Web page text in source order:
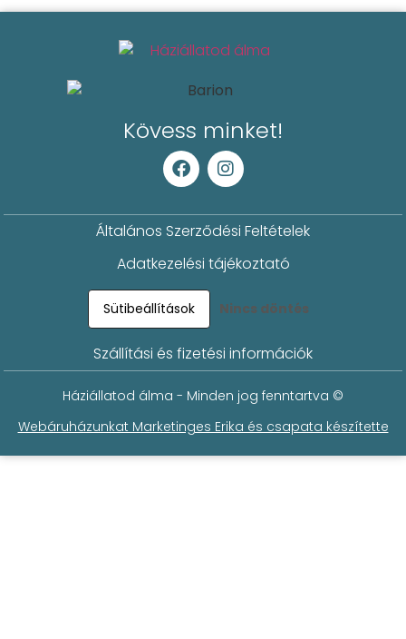
Kövess minket!
Általános Szerződési Feltételek
Adatkezelési tájékoztató
Sütibeállítások Nincs döntés
Szállítási és fizetési információk
Háziállatod álma - Minden jog fenntartva ©
Webáruházunkat Marketinges Erika és csapata készítette